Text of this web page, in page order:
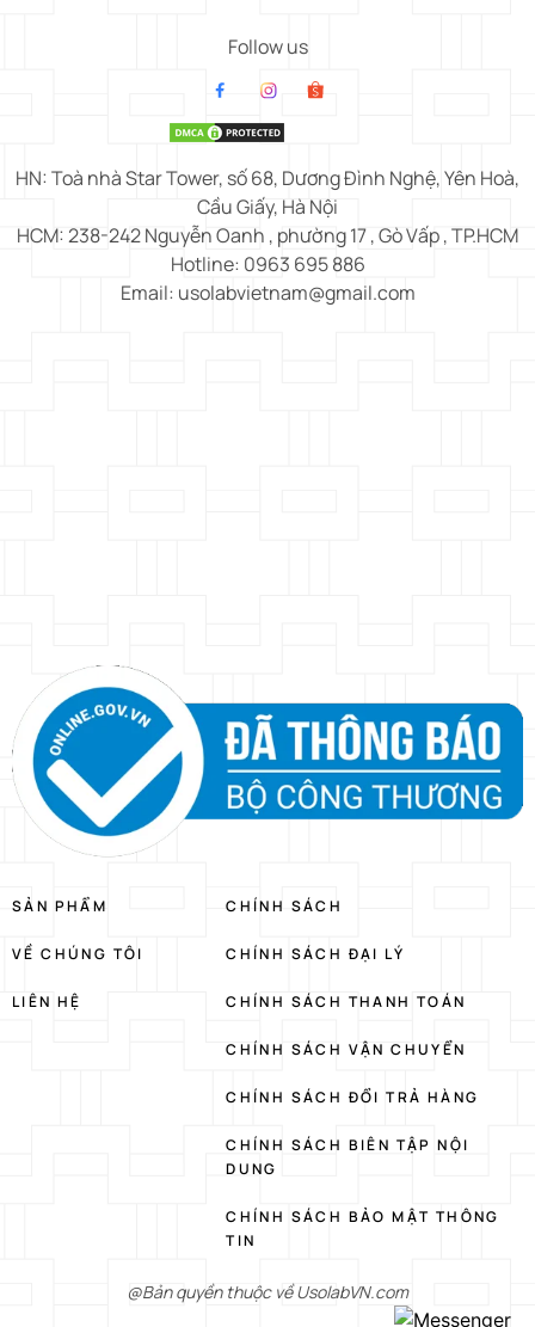
Follow us
HN: Toà nhà Star Tower, số 68, Dương Đình Nghệ, Yên Hoà,
Cầu Giấy, Hà Nội
HCM: 238-242 Nguyễn Oanh , phường 17 , Gò Vấp , TP.HCM
Hotline: 0963 695 886
Email: usolabvietnam@gmail.com
SẢN PHẨM
VỀ CHÚNG TÔI
LIÊN HỆ
CHÍNH SÁCH
CHÍNH SÁCH ĐẠI LÝ
CHÍNH SÁCH THANH TOÁN
CHÍNH SÁCH VẬN CHUYỂN
CHÍNH SÁCH ĐỔI TRẢ HÀNG
CHÍNH SÁCH BIÊN TẬP NỘI
DUNG
CHÍNH SÁCH BẢO MẬT THÔNG
TIN
@Bản quyền thuộc về UsolabVN.com